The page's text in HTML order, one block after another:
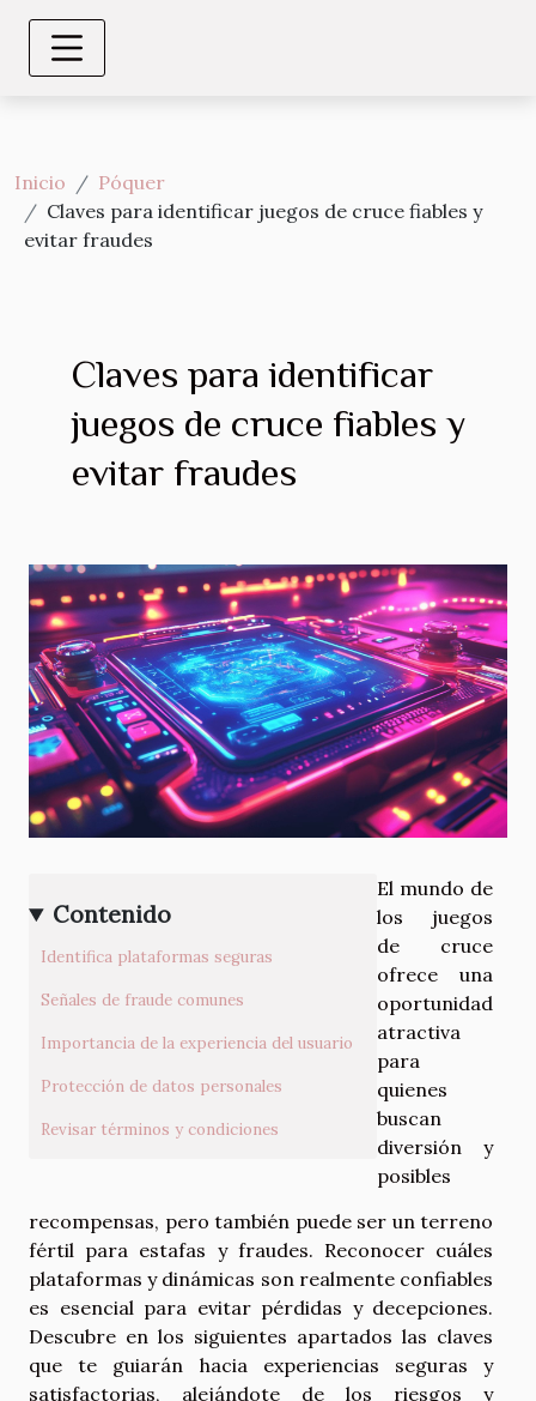
Inicio
Póquer
Claves para identificar juegos de cruce fiables y
evitar fraudes
Claves para identificar
juegos de cruce fiables y
evitar fraudes
Contenido
Identifica plataformas seguras
Señales de fraude comunes
Importancia de la experiencia del usuario
Protección de datos personales
Revisar términos y condiciones
El mundo de
los juegos
de cruce
ofrece una
oportunidad
atractiva
para
quienes
buscan
diversión y
posibles
recompensas, pero también puede ser un terreno
fértil para estafas y fraudes. Reconocer cuáles
plataformas y dinámicas son realmente confiables
es esencial para evitar pérdidas y decepciones.
Descubre en los siguientes apartados las claves
que te guiarán hacia experiencias seguras y
satisfactorias, alejándote de los riesgos y